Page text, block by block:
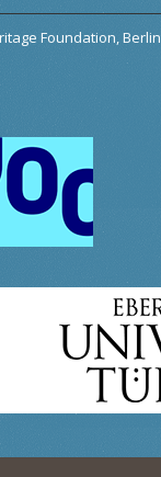
Foundation, Berlin